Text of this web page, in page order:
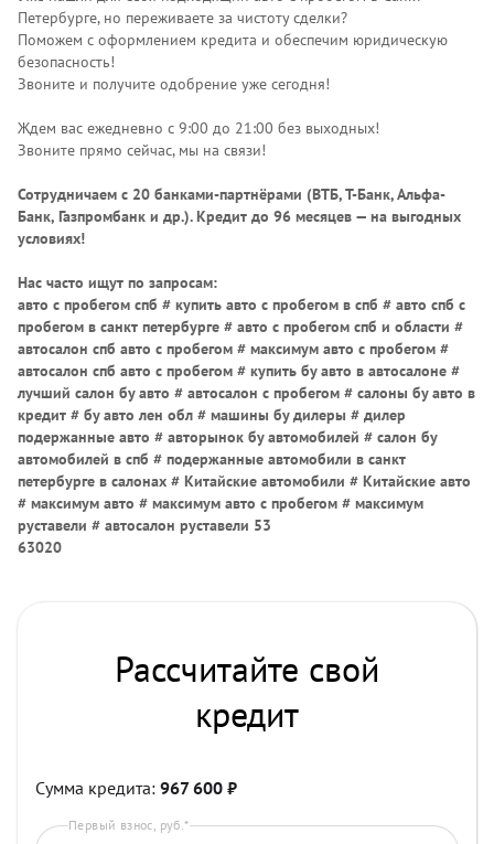
Петербурге, но переживаете за чистоту сделки?
Поможем с оформлением кредита и обеспечим юридическую
безопасность!
Звоните и получите одобрение уже сегодня!
Ждем вас ежедневно с 9:00 до 21:00 без выходных!
Звоните прямо сейчас, мы на связи!
Сотрудничаем с 20 банками-партнёрами (ВТБ, Т-Банк, Альфа-
Банк, Газпромбанк и др.). Кредит до 96 месяцев — на выгодных
условиях!
Нас часто ищут по запросам:
авто с пробегом спб # купить авто с пробегом в спб # авто спб с
пробегом в санкт петербурге # авто с пробегом спб и области #
автосалон спб авто с пробегом # максимум авто с пробегом #
автосалон спб авто с пробегом # купить бу авто в автосалоне #
лучший салон бу авто # автосалон с пробегом # салоны бу авто в
кредит # бу авто лен обл # машины бу дилеры # дилер
подержанные авто # авторынок бу автомобилей # салон бу
автомобилей в спб # подержанные автомобили в санкт
петербурге в салонах # Китайские автомобили # Китайские авто
# максимум авто # максимум авто с пробегом # максимум
руставели # автосалон руставели 53
63020
Рассчитайте свой
кредит
Сумма кредита: 967 600 ₽
Первый взнос, руб.*